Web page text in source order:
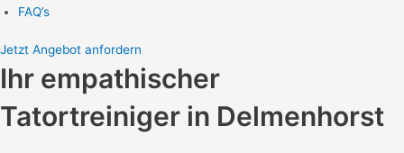
FAQ’s
Jetzt Angebot anfordern
Ihr empathischer
Tatortreiniger in Delmenhorst